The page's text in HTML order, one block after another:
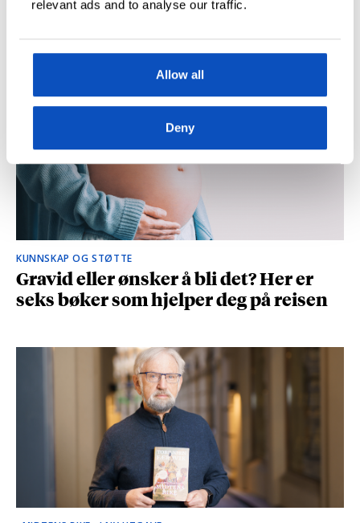
relevant ads and to analyse our traffic.
Allow all
Deny
og spionasje ble helt uinteressant i
KUNNSKAP OG STØTTE
Gravid eller ønsker å bli det? Her er
seks bøker som hjelper deg på reisen